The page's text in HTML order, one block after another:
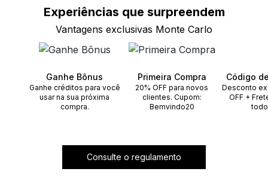
para um acabamento refinado. Explore a coleção
completa de brincose encontre a joia que melhor
expressa o seu sentimento.
Experiências que surpreendem
Vantagens exclusivas Monte Carlo
Ganhe Bônus
Ganhe créditos para você
usar na sua próxima
compra.
Primeira Compra
20% OFF para novos
clientes. Cupom:
Bemvindo20
Código
Desconto
OFF +
Consulte o regulamento